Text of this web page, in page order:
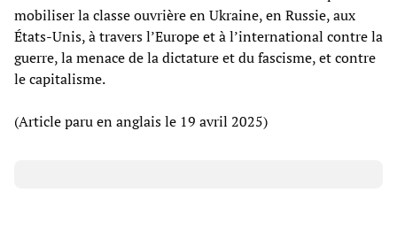
mobiliser la classe ouvrière en Ukraine, en Russie, aux
États-Unis, à travers l’Europe et à l’international contre la
guerre, la menace de la dictature et du fascisme, et contre
le capitalisme.
(Article paru en anglais le 19 avril 2025)